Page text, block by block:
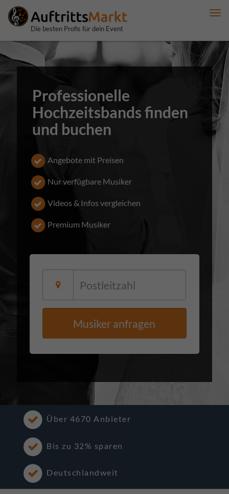
Die besten Profis für dein Event
Professionelle
Hochzeitsbands finden
und buchen
Angebote mit Preisen
Nur verfügbare Musiker
Videos & Infos vergleichen
Premium Musiker
Musiker anfragen
Über 4670 Anbieter
Bis zu 32% sparen
Deutschlandweit